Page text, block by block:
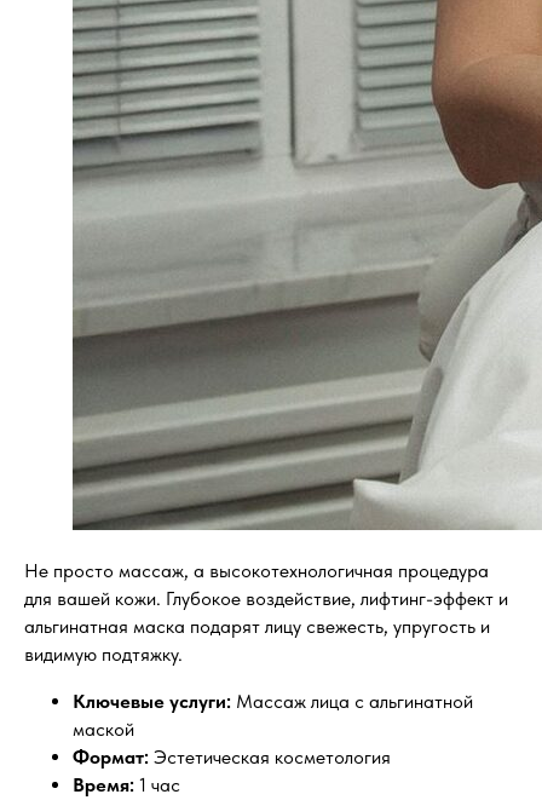
Не просто массаж, а высокотехнологичная процедура
для вашей кожи. Глубокое воздействие, лифтинг-эффект и
альгинатная маска подарят лицу свежесть, упругость и
видимую подтяжку.
Ключевые услуги: Массаж лица с альгинатной
маской
Формат: Эстетическая косметология
Время: 1 час